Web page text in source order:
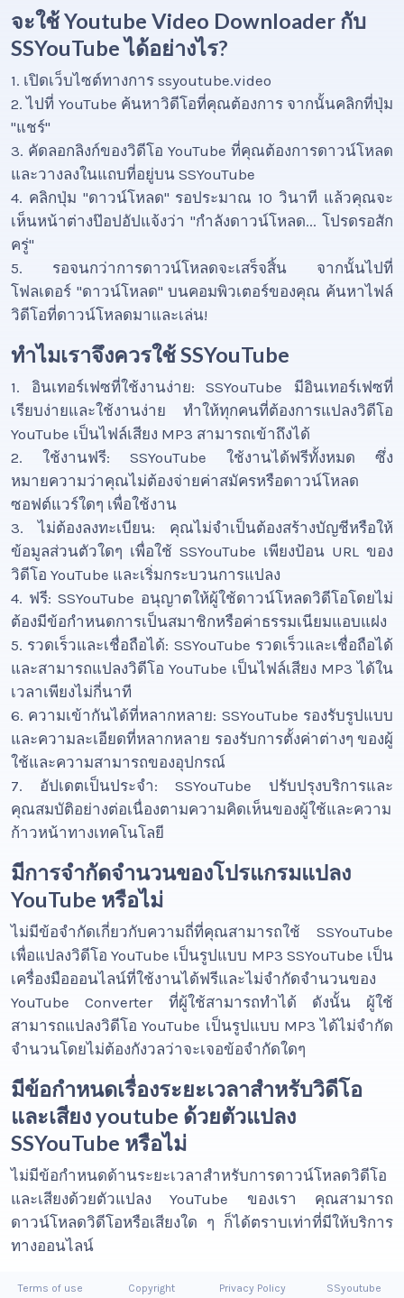
จะใช้ Youtube Video Downloader กับ
SSYouTube ได้อย่างไร?
1. เปิดเว็บไซต์ทางการ ssyoutube.video
2. ไปที่ YouTube ค้นหาวิดีโอที่คุณต้องการ จากนั้นคลิกที่ปุ่ม
"แชร์"
3. คัดลอกลิงก์ของวิดีโอ YouTube ที่คุณต้องการดาวน์โหลด
และวางลงในแถบที่อยู่บน SSYouTube
4. คลิกปุ่ม "ดาวน์โหลด" รอประมาณ 10 วินาที แล้วคุณจะ
เห็นหน้าต่างป๊อปอัปแจ้งว่า "กำลังดาวน์โหลด... โปรดรอสัก
ครู่"
5. รอจนกว่าการดาวน์โหลดจะเสร็จสิ้น จากนั้นไปที่
โฟลเดอร์ "ดาวน์โหลด" บนคอมพิวเตอร์ของคุณ ค้นหาไฟล์
วิดีโอที่ดาวน์โหลดมาและเล่น!
ทำไมเราจึงควรใช้ SSYouTube
1. อินเทอร์เฟซที่ใช้งานง่าย: SSYouTube มีอินเทอร์เฟซที่
เรียบง่ายและใช้งานง่าย ทำให้ทุกคนที่ต้องการแปลงวิดีโอ
YouTube เป็นไฟล์เสียง MP3 สามารถเข้าถึงได้
2. ใช้งานฟรี: SSYouTube ใช้งานได้ฟรีทั้งหมด ซึ่ง
หมายความว่าคุณไม่ต้องจ่ายค่าสมัครหรือดาวน์โหลด
ซอฟต์แวร์ใดๆ เพื่อใช้งาน
3. ไม่ต้องลงทะเบียน: คุณไม่จำเป็นต้องสร้างบัญชีหรือให้
ข้อมูลส่วนตัวใดๆ เพื่อใช้ SSYouTube เพียงป้อน URL ของ
วิดีโอ YouTube และเริ่มกระบวนการแปลง
4. ฟรี: SSYouTube อนุญาตให้ผู้ใช้ดาวน์โหลดวิดีโอโดยไม่
ต้องมีข้อกำหนดการเป็นสมาชิกหรือค่าธรรมเนียมแอบแฝง
5. รวดเร็วและเชื่อถือได้: SSYouTube รวดเร็วและเชื่อถือได้
และสามารถแปลงวิดีโอ YouTube เป็นไฟล์เสียง MP3 ได้ใน
เวลาเพียงไม่กี่นาที
6. ความเข้ากันได้ที่หลากหลาย: SSYouTube รองรับรูปแบบ
และความละเอียดที่หลากหลาย รองรับการตั้งค่าต่างๆ ของผู้
ใช้และความสามารถของอุปกรณ์
7. อัปเดตเป็นประจำ: SSYouTube ปรับปรุงบริการและ
คุณสมบัติอย่างต่อเนื่องตามความคิดเห็นของผู้ใช้และความ
ก้าวหน้าทางเทคโนโลยี
มีการจำกัดจำนวนของโปรแกรมแปลง
YouTube หรือไม่
ไม่มีข้อจำกัดเกี่ยวกับความถี่ที่คุณสามารถใช้ SSYouTube
เพื่อแปลงวิดีโอ YouTube เป็นรูปแบบ MP3 SSYouTube เป็น
เครื่องมือออนไลน์ที่ใช้งานได้ฟรีและไม่จำกัดจำนวนของ
YouTube Converter ที่ผู้ใช้สามารถทำได้ ดังนั้น ผู้ใช้
สามารถแปลงวิดีโอ YouTube เป็นรูปแบบ MP3 ได้ไม่จำกัด
จำนวนโดยไม่ต้องกังวลว่าจะเจอข้อจำกัดใดๆ
มีข้อกำหนดเรื่องระยะเวลาสำหรับวิดีโอ
และเสียง youtube ด้วยตัวแปลง
SSYouTube หรือไม่
ไม่มีข้อกำหนดด้านระยะเวลาสำหรับการดาวน์โหลดวิดีโอ
และเสียงด้วยตัวแปลง YouTube ของเรา คุณสามารถ
ดาวน์โหลดวิดีโอหรือเสียงใด ๆ ก็ได้ตราบเท่าที่มีให้บริการ
ทางออนไลน์
Terms of use Copyright Privacy Policy SSyoutube